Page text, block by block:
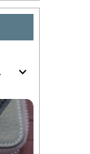
！